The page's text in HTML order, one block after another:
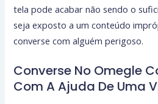
tela pode acabar não sendo o
seja exposto a um conteúdo
converse com alguém perigoso.
Converse No Omegle
Com A Ajuda De Uma